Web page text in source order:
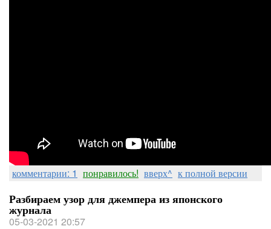
комментарии: 1 понравилось! вверх^ к полной версии
Разбираем узор для джемпера из японского
журнала
05-03-2021 20:57